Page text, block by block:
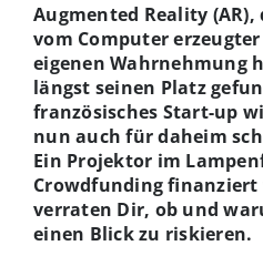
Augmented Reality (AR),
vom Computer
eigenen Wahrnehmung
längst seinen Platz
französisches Start-up
nun auch für daheim
Ein Projektor im
Crowdfunding
verraten Dir, ob und
einen Blick zu riskieren.